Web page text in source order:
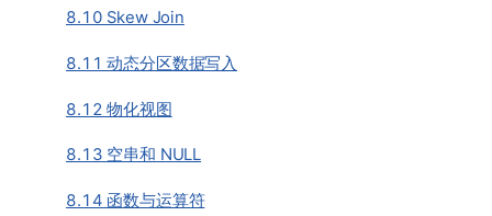
8.10 Skew Join
8.11 动态分区数据写入
8.12 物化视图
8.13 空串和 NULL
8.14 函数与运算符